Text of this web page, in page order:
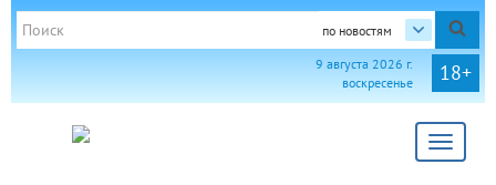
по новостям
18+
9 августа 2026 г.
воскресенье
Toggle